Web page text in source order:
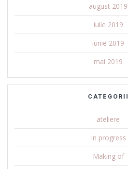
august 2019
iulie 2019
iunie 2019
mai 2019
CATEGORII
ateliere
In progress
Making of